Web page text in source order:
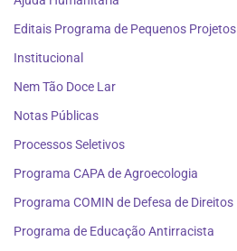
Editais Programa de Pequenos Projetos
Institucional
Nem Tão Doce Lar
Notas Públicas
Processos Seletivos
Programa CAPA de Agroecologia
Programa COMIN de Defesa de Direitos
Programa de Educação Antirracista